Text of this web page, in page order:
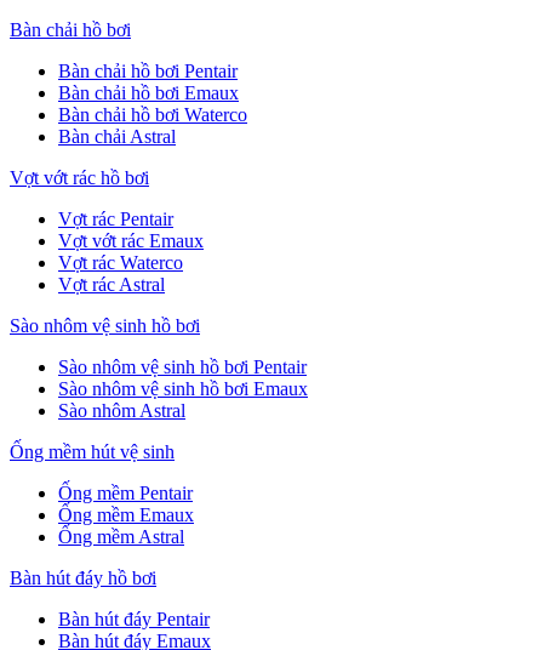
Bàn chải hồ bơi
Bàn chải hồ bơi Pentair
Bàn chải hồ bơi Emaux
Bàn chải hồ bơi Waterco
Bàn chải Astral
Vợt vớt rác hồ bơi
Vợt rác Pentair
Vợt vớt rác Emaux
Vợt rác Waterco
Vợt rác Astral
Sào nhôm vệ sinh hồ bơi
Sào nhôm vệ sinh hồ bơi Pentair
Sào nhôm vệ sinh hồ bơi Emaux
Sào nhôm Astral
Ống mềm hút vệ sinh
Ống mềm Pentair
Ống mềm Emaux
Ống mềm Astral
Bàn hút đáy hồ bơi
Bàn hút đáy Pentair
Bàn hút đáy Emaux